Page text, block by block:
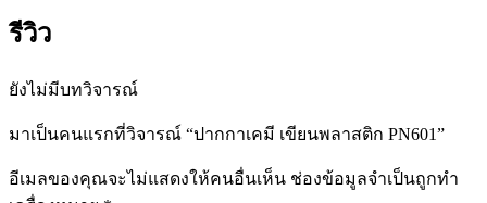
รีวิว
ยังไม่มีบทวิจารณ์
มาเป็นคนแรกที่วิจารณ์ “ปากกาเคมี เขียนพลาสติก PN601”
อีเมลของคุณจะไม่แสดงให้คนอื่นเห็น ช่องข้อมูลจำเป็นถูกทำ